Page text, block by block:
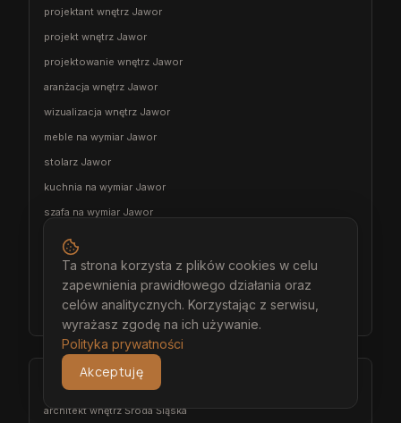
projektant wnętrz Jawor
projekt wnętrz Jawor
projektowanie wnętrz Jawor
aranżacja wnętrz Jawor
wizualizacja wnętrz Jawor
meble na wymiar Jawor
stolarz Jawor
kuchnia na wymiar Jawor
szafa na wymiar Jawor
garderoba na wymiar Jawor
wiatrołap na wymiar Jawor
meble łazienkowe na wymiar Jawor
meble pokojowe na wymiar Jawor
Środa Śląska
architekt wnętrz Środa Śląska
Ta strona korzysta z plików cookies w celu
zapewnienia prawidłowego działania oraz
celów analitycznych. Korzystając z serwisu,
wyrażasz zgodę na ich używanie.
Polityka prywatności
Akceptuję